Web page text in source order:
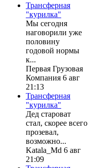
Трансферная
"курилка"
Мы сегодня
наговорили уже
половину
годовой нормы
к...
Первая Грузовая
Компания 6 авг
21:13
Трансферная
"курилка"
Дед староват
стал, скорее всего
прозевал,
возможно...
Katala_Md 6 авг
21:09